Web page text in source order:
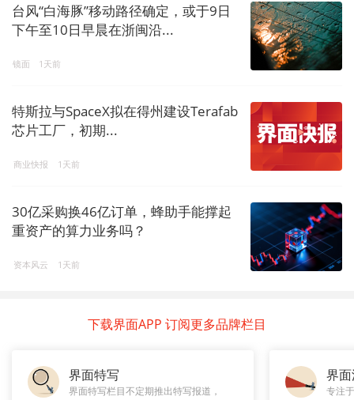
台风“白海豚”移动路径确定，或于9日
下午至10日早晨在浙闽沿...
镜面 1天前
特斯拉与SpaceX拟在得州建设Terafab
芯片工厂，初期...
商业快报 1天前
30亿采购换46亿订单，蜂助手能撑起
重资产的算力业务吗？
资本风云 1天前
下载界面APP 订阅更多品牌栏目
界面特写
界面特写栏目不定期推出特写报道，
界
专注